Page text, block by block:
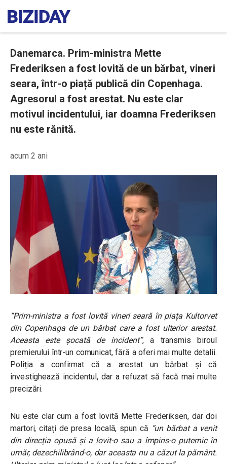
Danemarca. Prim-ministra Mette
Frederiksen a fost lovită de un bărbat, vineri
seara, într-o piață publică din Copenhaga.
Agresorul a fost arestat. Nu este clar
motivul incidentului, iar doamna Frederiksen
nu este rănită.
acum 2 ani
“Prim-ministra a fost lovită vineri seară în piața Kultorvet
din Copenhaga de un bărbat care a fost ulterior arestat.
Aceasta este șocată de incident”, a transmis biroul
premierului într-un comunicat, fără a oferi mai multe detalii.
Poliția a confirmat că a arestat un bărbat și că
investighează incidentul, dar a refuzat să facă mai multe
precizări.
Nu este clar cum a fost lovită Mette Frederiksen, dar doi
martori, citați de presa locală, spun că “un bărbat a venit
din direcția opusă și a lovit-o sau a împins-o puternic în
umăr, dezechilibrând-o, dar aceasta nu a căzut la pământ.